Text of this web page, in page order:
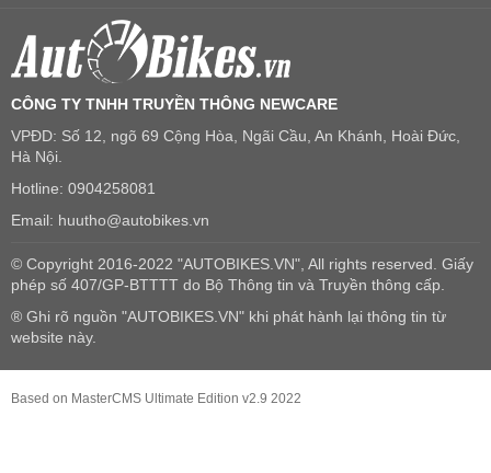
CÔNG TY TNHH TRUYỀN THÔNG NEWCARE
VPĐD: Số 12, ngõ 69 Cộng Hòa, Ngãi Cầu, An Khánh, Hoài Đức,
Hà Nội.
Hotline: 0904258081
Email: huutho@autobikes.vn
© Copyright 2016-2022 "AUTOBIKES.VN", All rights reserved. Giấy
phép số 407/GP-BTTTT do Bộ Thông tin và Truyền thông cấp.
® Ghi rõ nguồn "AUTOBIKES.VN" khi phát hành lại thông tin từ
website này.
Based on MasterCMS Ultimate Edition v2.9 2022